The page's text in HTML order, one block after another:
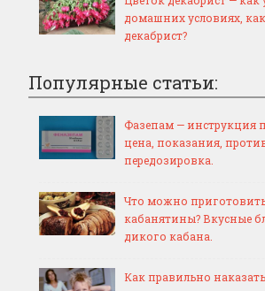
домашних условиях,
декабрист?
Популярные статьи:
Фазепам — инструкция
цена, показания,
передозировка.
Что можно
кабанятины? Вкусные
дикого кабана.
Как правильно